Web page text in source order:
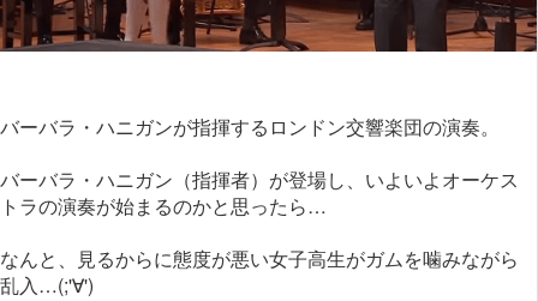
バーバラ・ハニガンが指揮するロンドン交響楽団の演奏。
バーバラ・ハニガン（指揮者）が登場し、いよいよオーケス
トラの演奏が始まるのかと思ったら…
なんと、見るからに態度が悪い女子高生がガムを噛みながら
乱入…(;'∀')